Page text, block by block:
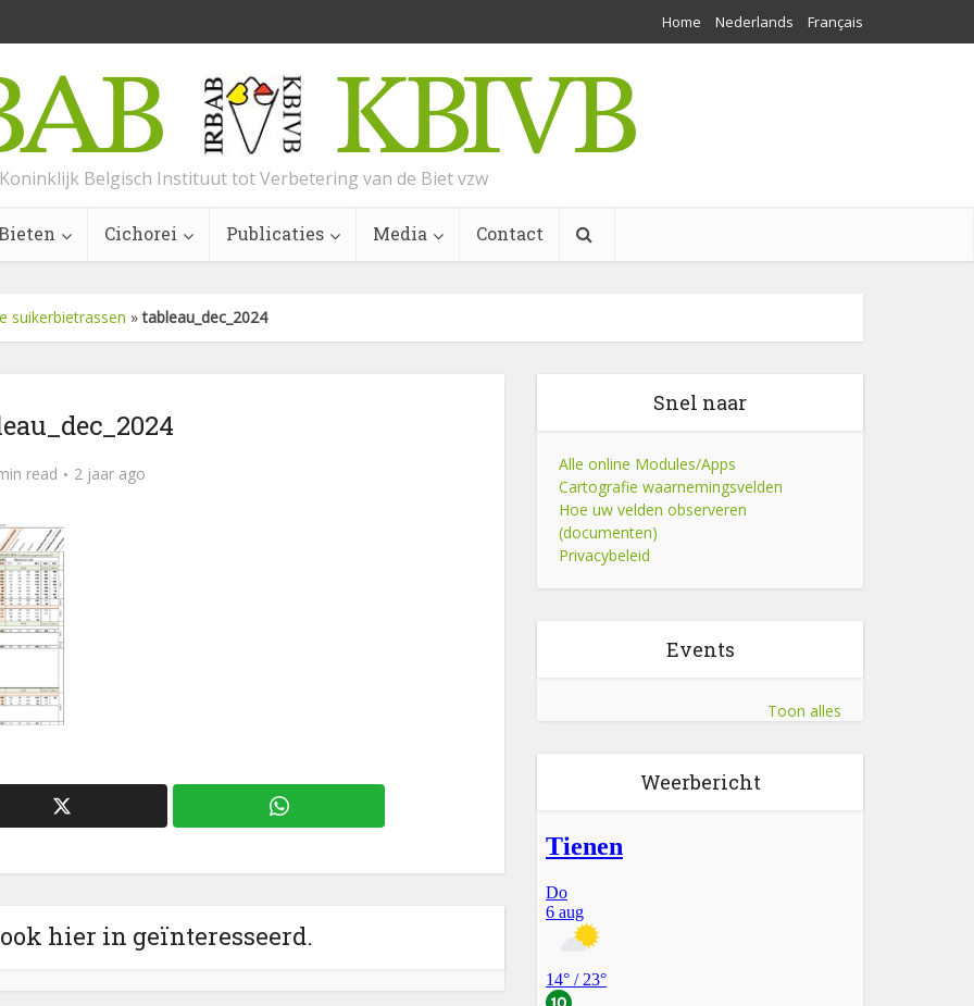
Home Nederlands Français
Koninklijk Belgisch Instituut tot Verbetering van de Biet vzw
Cichorei Publicaties Media Contact
suikerbietrassen »tableau_dec_2024
read 2 jaar ago
hier in geïnteresseerd.
Snel naar
Alle online Modules/Apps
Cartografie waarnemingsvelden
Hoe uw velden observeren
(documenten)
Privacybeleid
Events
Toon alles
Weerbericht